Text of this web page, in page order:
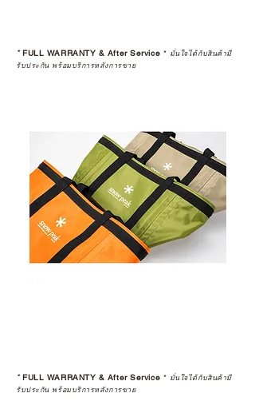
*FULL WARRANTY & After Service * มั่นใจได้กับสินค้ามี
รับประกัน พร้อมบริการหลังการขาย
*FULL WARRANTY & After Service * มั่นใจได้กับสินค้ามี
รับประกัน พร้อมบริการหลังการขาย